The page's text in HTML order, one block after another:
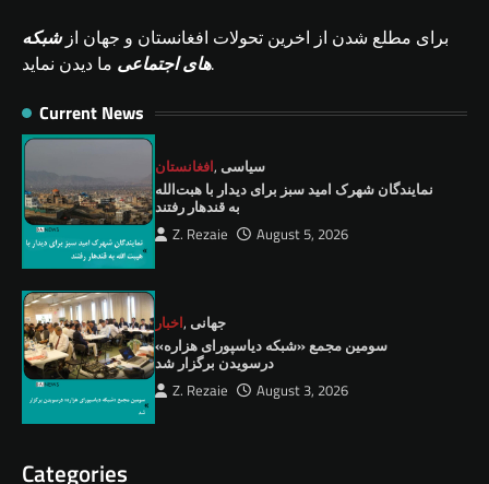
برای مطلع شدن از اخرین تحولات افغانستان و جهان ازشبکه
های اجتماعیما دیدن نماید.
Current News
افغانستان, سیاسی
نمايندگان شهرک امید سبز برای دیدار با هبت‌الله
به قندهار رفتند
Z. Rezaie August 5, 2026
اخبار, جهانی
سومین مجمع «شبکه دیاسپورای هزاره»
درسویدن برگزار شد
Z. Rezaie August 3, 2026
Categories